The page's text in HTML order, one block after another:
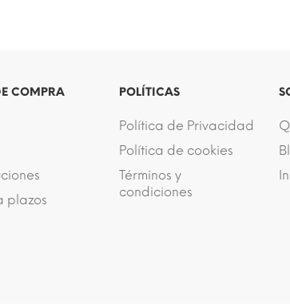
COMPRA
plazos
POLÍTICAS
Política de Privacidad
Política de cookies
Términos y
condiciones